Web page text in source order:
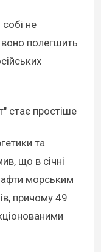
не
воно полегшить
стає простіше
та
що в січні
морським
причому 49